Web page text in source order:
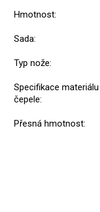
Hmotnost:
Sada:
Typ nože:
Specifikace materiálu
čepele:
Přesná hmotnost: